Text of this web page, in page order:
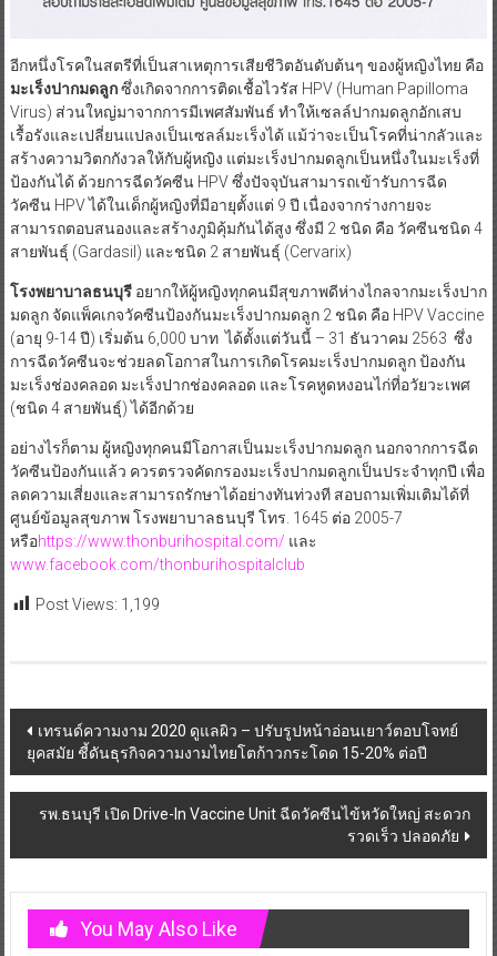
อีกหนึ่งโรคในสตรีที่เป็นสาเหตุการเสียชีวิตอันดับต้นๆ ของผู้หญิงไทย คือ
มะเร็งปากมดลูกซึ่งเกิดจากการติดเชื้อไวรัส HPV (Human Papilloma
Virus) ส่วนใหญ่มาจากการมีเพศสัมพันธ์ ทำให้เซลล์ปากมดลูกอักเสบ
เรื้อรังและเปลี่ยนแปลงเป็นเซลล์มะเร็งได้ แม้ว่าจะเป็นโรคที่น่ากลัวและ
สร้างความวิตกกังวลให้กับผู้หญิง แต่มะเร็งปากมดลูกเป็นหนึ่งในมะเร็งที่
ป้องกันได้ ด้วยการฉีดวัคซีน HPV ซึ่งปัจจุบันสามารถเข้ารับการฉีด
วัคซีน HPV ได้ในเด็กผู้หญิงที่มีอายุตั้งแต่ 9 ปี เนื่องจากร่างกายจะ
สามารถตอบสนองและสร้างภูมิคุ้มกันได้สูง ซึ่งมี 2 ชนิด คือ วัคซีนชนิด 4
สายพันธุ์ (Gardasil) และชนิด 2 สายพันธุ์ (Cervarix)
โรงพยาบาลธนบุรีอยากให้ผู้หญิงทุกคนมีสุขภาพดีห่างไกลจากมะเร็งปาก
มดลูก จัดแพ็คเกจวัคซีนป้องกันมะเร็งปากมดลูก 2 ชนิด คือ HPV Vaccine
(อายุ 9-14 ปี) เริ่มต้น 6,000 บาท ได้ตั้งแต่วันนี้ – 31 ธันวาคม 2563 ซึ่ง
การฉีดวัคซีนจะช่วยลดโอกาสในการเกิดโรคมะเร็งปากมดลูก ป้องกัน
มะเร็งช่องคลอด มะเร็งปากช่องคลอด และโรคหูดหงอนไก่ที่อวัยวะเพศ
(ชนิด 4 สายพันธุ์) ได้อีกด้วย
อย่างไรก็ตาม ผู้หญิงทุกคนมีโอกาสเป็นมะเร็งปากมดลูก นอกจากการฉีด
วัคซีนป้องกันแล้ว ควรตรวจคัดกรองมะเร็งปากมดลูกเป็นประจำทุกปี เพื่อ
ลดความเสี่ยงและสามารถรักษาได้อย่างทันท่วงที สอบถามเพิ่มเติมได้ที่
ศูนย์ข้อมูลสุขภาพ โรงพยาบาลธนบุรี โทร. 1645 ต่อ 2005-7
หรือhttps://www.thonburihospital.com/ และ
www.facebook.com/thonburihospitalclub
Post Views: 1,199
Post
navigation
เทรนด์ความงาม 2020 ดูแลผิว – ปรับรูปหน้าอ่อนเยาว์ตอบโจทย์
ยุคสมัย ชี้ดันธุรกิจความงามไทยโตก้าวกระโดด 15-20% ต่อปี
รพ.ธนบุรี เปิด Drive-In Vaccine Unit ฉีดวัคซีนไข้หวัดใหญ่ สะดวก
รวดเร็ว ปลอดภัย
You May Also Like